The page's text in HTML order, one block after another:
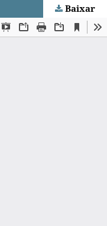
Baixar